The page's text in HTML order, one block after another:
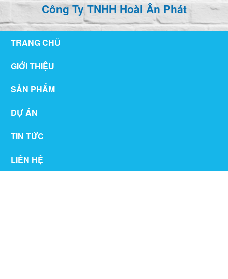
Công Ty TNHH Hoài Ân Phát
TRANG CHỦ
GIỚI THIỆU
SẢN PHẨM
DỰ ÁN
TIN TỨC
LIÊN HỆ